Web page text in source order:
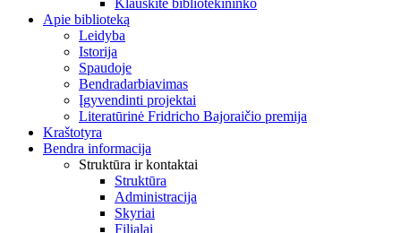
Klauskite bibliotekininko
Apie biblioteką
Leidyba
Istorija
Spaudoje
Bendradarbiavimas
Įgyvendinti projektai
Literatūrinė Fridricho Bajoraičio premija
Kraštotyra
Bendra informacija
Struktūra ir kontaktai
Struktūra
Administracija
Skyriai
Filialai